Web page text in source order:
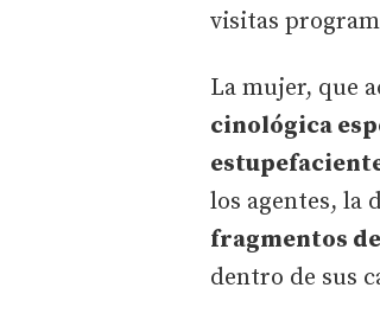
visitas
La mujer, que
cinológica
los agentes, la
fragmentos
dentro de sus